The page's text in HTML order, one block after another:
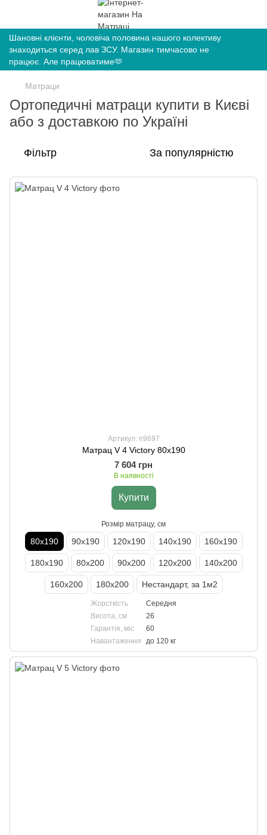
Шановні клієнти, чоловіча половина нашого колективу
знаходиться серед лав ЗСУ. Магазин тимчасово не
працює. Але працюватиме🫶
Матраци
Ортопедичні матраци купити в Києві
або з доставкою по Україні
Фільтр За популярністю
Артикул: n9697
Матрац V 4 Victory 80х190
7 604 грн
В наявності
Купити
Розмір матрацу, см
80х190 90х190 120х190 140х190 160х190
180х190 80х200 90х200 120х200 140х200
160х200 180х200 Нестандарт, за 1м2
Жорсткість
Середня
Висота, см
26
Гарантія, міс
60
Навантаження
до 120 кг